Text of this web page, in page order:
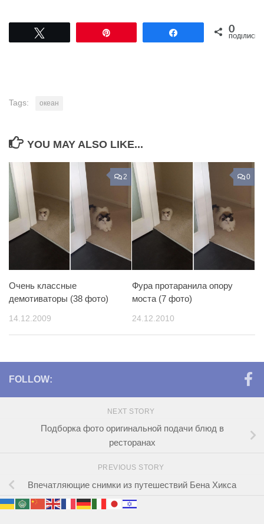
Поділитися0
ПОДІЛИСЬ
Tags: океан
YOU MAY ALSO LIKE...
2
Очень классные
демотиваторы (38 фото)
14.12.2009
0
Фура протаранила опору
моста (7 фото)
24.12.2010
FOLLOW:
NEXT STORY
Подборка фото оригинальной подачи блюд в
ресторанах
PREVIOUS STORY
Впечатляющие снимки из путешествий Бена Хикса